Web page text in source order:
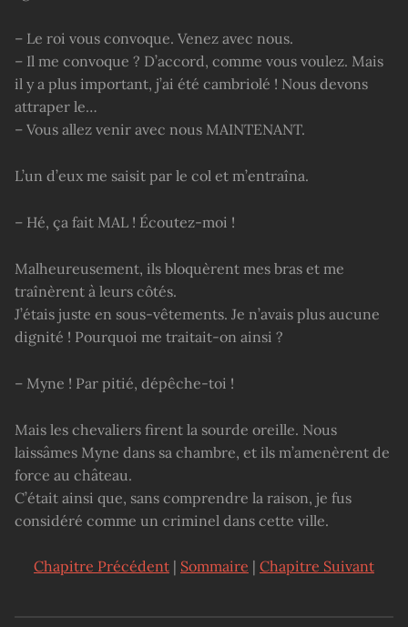
– Le roi vous convoque. Venez avec nous.
– Il me convoque ? D’accord, comme vous voulez. Mais
il y a plus important, j’ai été cambriolé ! Nous devons
attraper le…
– Vous allez venir avec nous MAINTENANT.
L’un d’eux me saisit par le col et m’entraîna.
– Hé, ça fait MAL ! Écoutez-moi !
Malheureusement, ils bloquèrent mes bras et me
traînèrent à leurs côtés.
J’étais juste en sous-vêtements. Je n’avais plus aucune
dignité ! Pourquoi me traitait-on ainsi ?
– Myne ! Par pitié, dépêche-toi !
Mais les chevaliers firent la sourde oreille. Nous
laissâmes Myne dans sa chambre, et ils m’amenèrent de
force au château.
C’était ainsi que, sans comprendre la raison, je fus
considéré comme un criminel dans cette ville.
Chapitre Précédent | Sommaire | Chapitre Suivant